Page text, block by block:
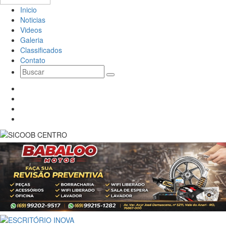
Inicio
Noticias
Videos
Galeria
Classificados
Contato